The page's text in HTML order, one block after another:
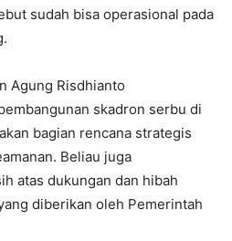
sudah bisa operasional pada
Agung Risdhianto
skadron serbu di
bagian rencana strategis
Beliau juga
atas dukungan dan hibah
diberikan oleh Pemerintah